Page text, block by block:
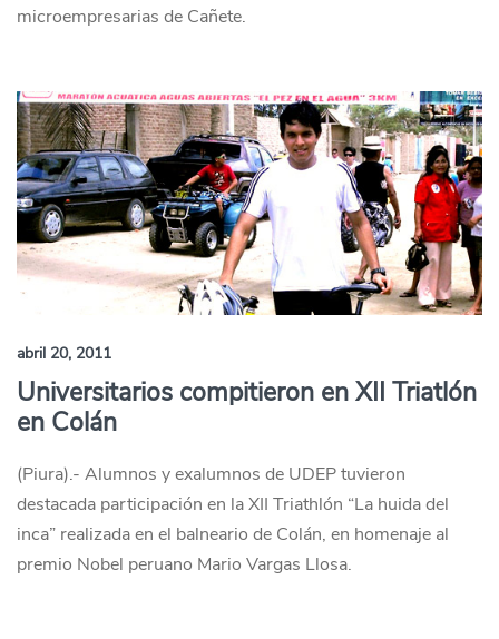
microempresarias de Cañete.
abril 20, 2011
Universitarios compitieron en XII Triatlón
en Colán
(Piura).- Alumnos y exalumnos de UDEP tuvieron
destacada participación en la XII Triathlón “La huida del
inca” realizada en el balneario de Colán, en homenaje al
premio Nobel peruano Mario Vargas Llosa.